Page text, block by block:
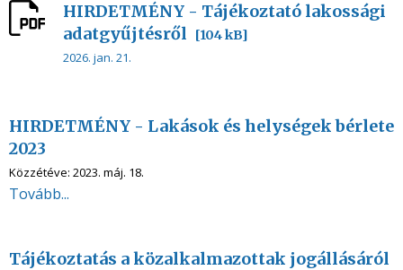
HIRDETMÉNY - Tájékoztató lakossági
adatgyűjtésről
[104 kB]
2026. jan. 21.
HIRDETMÉNY - Lakások és helységek bérlete
2023
Közzétéve: 2023. máj. 18.
Tovább...
Tájékoztatás a közalkalmazottak jogállásáról